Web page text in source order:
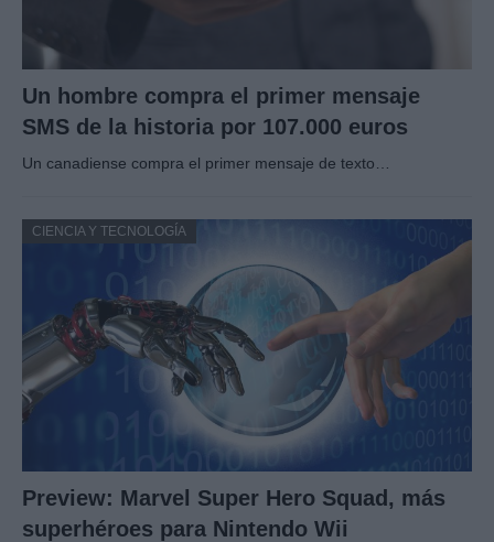
Un hombre compra el primer mensaje
SMS de la historia por 107.000 euros
Un canadiense compra el primer mensaje de texto…
CIENCIA Y TECNOLOGÍA
Preview: Marvel Super Hero Squad, más
superhéroes para Nintendo Wii